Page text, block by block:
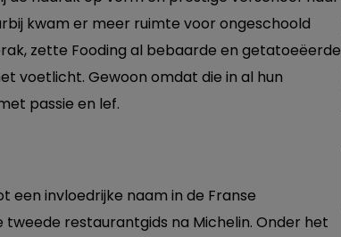
kwam er meer ruimte voor ongeschoold
zette Fooding al bebaarde en getatoeëerde
voetlicht. Gewoon omdat die in al hun
passie en lef.
een invloedrijke naam in de Franse
restaurantgids na Michelin. Onder het